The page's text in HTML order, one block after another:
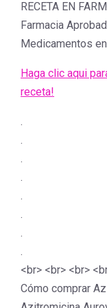
RECETA EN
Farmacia
Medicamentos
Haga clic aqui
receta!
.
.
.
.
.
.
.
.
<br> <br> <br>
Cómo comprar